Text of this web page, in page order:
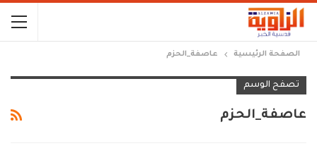
الصفحة الرئيسية عاصفة_الحزم
تصفح الوسم
عاصفة_الحزم